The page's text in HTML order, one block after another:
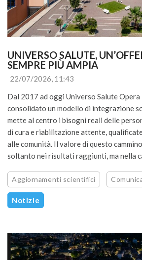
UNIVERSO SALUTE,
SEMPRE PIÙ AMPIA
22/07/2026, 11:43
Dal 2017 ad oggi Universo Salute Opera
consolidato un modello di integrazione
mette al centro i bisogni reali delle
di cura e riabilitazione attente,
alle comunità. Il valore di questo
soltanto nei risultati raggiunti, ma nella
Aggiornamenti scientifici
Notizie